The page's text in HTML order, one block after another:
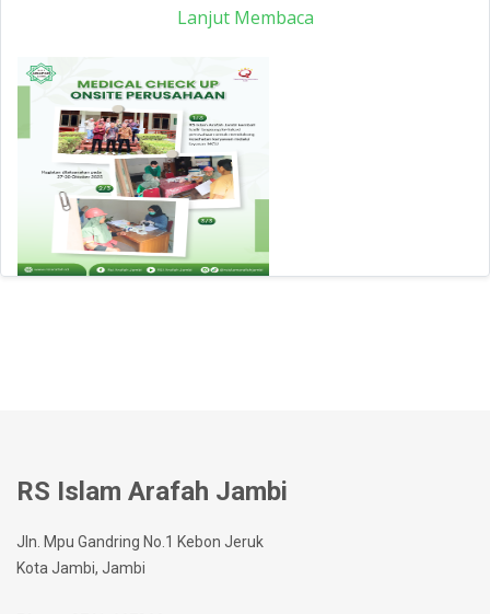
Lanjut Membaca
RS Islam Arafah Jambi
Jln. Mpu Gandring No.1 Kebon Jeruk
Kota Jambi, Jambi